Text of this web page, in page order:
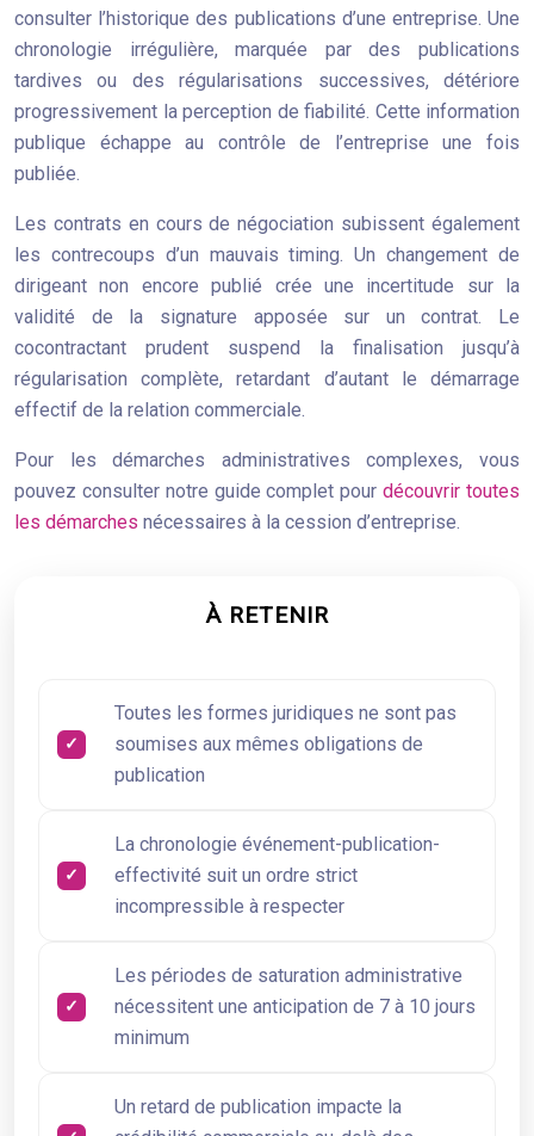
consulter l’historique des publications d’une entreprise. Une
chronologie irrégulière, marquée par des publications
tardives ou des régularisations successives, détériore
progressivement la perception de fiabilité. Cette information
publique échappe au contrôle de l’entreprise une fois
publiée.
Les contrats en cours de négociation subissent également
les contrecoups d’un mauvais timing. Un changement de
dirigeant non encore publié crée une incertitude sur la
validité de la signature apposée sur un contrat. Le
cocontractant prudent suspend la finalisation jusqu’à
régularisation complète, retardant d’autant le démarrage
effectif de la relation commerciale.
Pour les démarches administratives complexes, vous
pouvez consulter notre guide complet pourdécouvrir toutes
les démarches nécessaires à la cession d’entreprise.
À RETENIR
Toutes les formes juridiques ne sont pas
soumises aux mêmes obligations de
publication
La chronologie événement-publication-
effectivité suit un ordre strict
incompressible à respecter
Les périodes de saturation administrative
nécessitent une anticipation de 7 à 10 jours
minimum
Un retard de publication impacte la